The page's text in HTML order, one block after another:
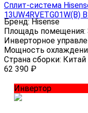
Сплит-система
13UW4RVETG01W(B)
Бренд: Hisense
Площадь помещения:
Инверторное
Мощность
Страна сборки: Китай
62 390 ₽
Инвертор